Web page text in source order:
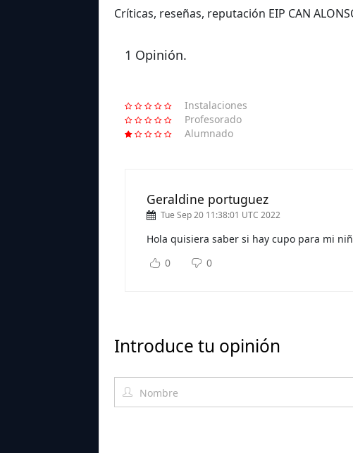
Críticas, reseñas, reputación EIP CAN
1 Opinión.
Instalaciones
Profesorado
Alumnado
Geraldine portuguez
Tue Sep 20 11:38:01 UTC 2022
Hola quisiera saber si hay cupo para mi
0
0
Introduce tu opinión